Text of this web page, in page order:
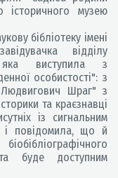
історичного музею
бібліотеку імені
відділу
яка виступила з
особистості": з
Людвигович Шраг" з
та краєзнавці
із сигнальним
і повідомила, що й
буде доступним